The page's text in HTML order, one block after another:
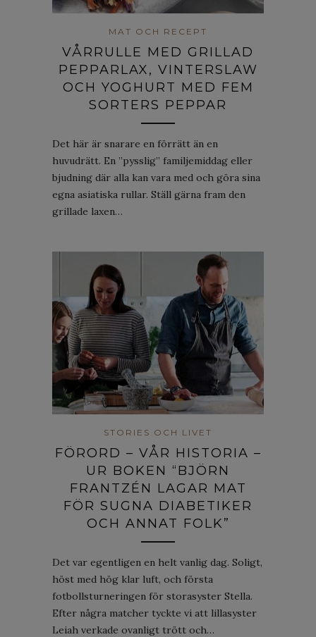
MAT OCH RECEPT
VÅRRULLE MED GRILLAD
PEPPARLAX, VINTERSLAW
OCH YOGHURT MED FEM
SORTERS PEPPAR
Det här är snarare en förrätt än en
huvudrätt. En ”pysslig” familjemiddag eller
bjudning där alla kan vara med och göra sina
egna asiatiska rullar. Ställ gärna fram den
grillade laxen…
STORIES OCH LIVET
FÖRORD – VÅR HISTORIA –
UR BOKEN “BJÖRN
FRANTZÉN LAGAR MAT
FÖR SUGNA DIABETIKER
OCH ANNAT FOLK”
Det var egentligen en helt vanlig dag. Soligt,
höst med hög klar luft, och första
fotbollsturneringen för storasyster Stella.
Efter några matcher tyckte vi att lillasyster
Leiah verkade ovanligt trött och…